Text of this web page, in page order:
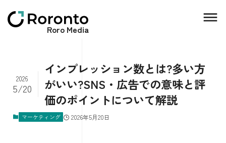
Roro Media
インプレッション数とは?多い方
がいい?SNS・広告での意味と評
価のポイントについて解説
2026
5/20
マーケティング 2026年5月20日